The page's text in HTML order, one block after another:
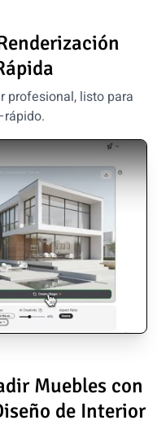
profesional, listo para
Sketch to Render in
Muebles con
de Interior